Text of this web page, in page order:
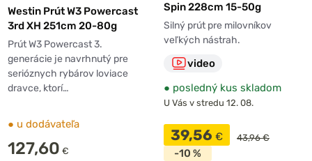
Westin Prút W3 Powercast
3rd XH 251cm 20-80g
Prút W3 Powercast 3.
generácie je navrhnutý pre
serióznych rybárov loviace
dravce, ktorí…
● u dodávateľa
127,60 €
Spin 228cm 15-50g
Silný prút pre milovníkov
veľkých nástrah.
video
● posledný kus skladom
U Vás v stredu 12. 08.
39,56 € 43,96 €
-10 %